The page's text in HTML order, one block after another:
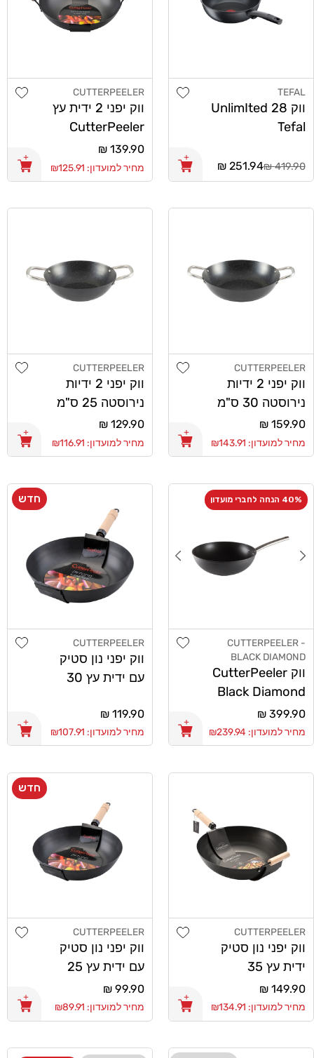
מוֹכֵר:
TEFAL
ווק 28 UnlimIted
Tefal
מחיר
רגיל
419.90 ₪
251.94 ₪
Add wishlist
מוֹכֵר:
CUTTERPEELER
ווק יפני 2 ידית עץ
CutterPeeler
35cm
מחיר
רגיל
139.90 ₪
מחיר למועדון: ₪125.91
מוֹכֵר:
CUTTERPEELER
ווק יפני 2 ידיות
נירוסטה 30 ס"מ
CutterPeeler
מחיר
רגיל
159.90 ₪
מחיר למועדון: ₪143.91
Add wishlist
מוֹכֵר:
CUTTERPEELER
ווק יפני 2 ידיות
נירוסטה 25 ס"מ
CutterPeeler
מחיר
רגיל
129.90 ₪
מחיר למועדון: ₪116.91
40% הנחה לחברי מועדון
מוֹכֵר:
CUTTERPEELER -
BLACK DIAMOND
ווק CutterPeeler
Black Diamond
30cm
מחיר
רגיל
399.90 ₪
מחיר למועדון: ₪239.94
Add wishlist
חדש
מוֹכֵר:
CUTTERPEELER
ווק יפני נון סטיק
עם ידית עץ 30
מחיר
רגיל
119.90 ₪
מחיר למועדון: ₪107.91
מוֹכֵר:
CUTTERPEELER
ווק יפני נון סטיק
ידית עץ 35
CutterPeeler
מחיר
רגיל
149.90 ₪
מחיר למועדון: ₪134.91
Add wishlist
חדש
מוֹכֵר:
CUTTERPEELER
ווק יפני נון סטיק
עם ידית עץ 25
CutterPeeler
מחיר
רגיל
99.90 ₪
מחיר למועדון: ₪89.91